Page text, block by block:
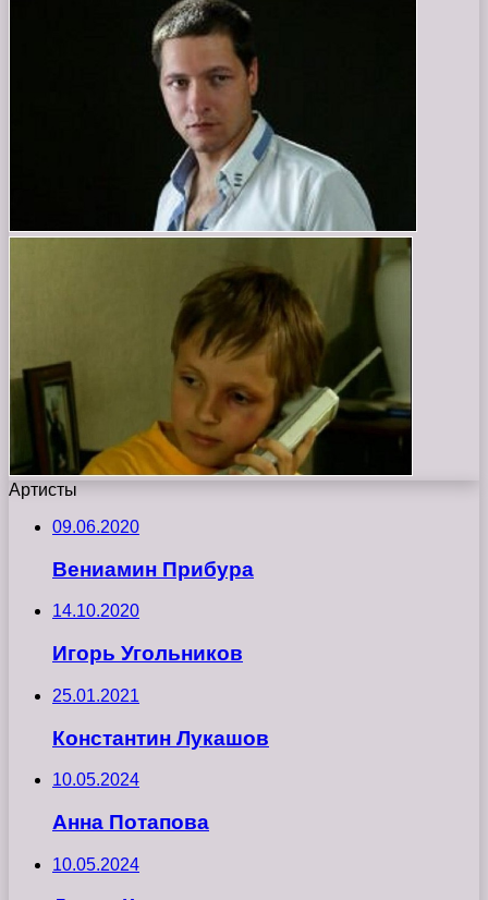
Артисты
09.06.2020
Вениамин Прибура
14.10.2020
Игорь Угольников
25.01.2021
Константин Лукашов
10.05.2024
Анна Потапова
10.05.2024